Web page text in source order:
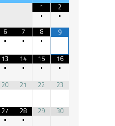
1
•
2
•
6
•
7
•
8
•
9
13
•
14
•
15
•
16
•
20 21 22 23
27
•
28
•
29 30